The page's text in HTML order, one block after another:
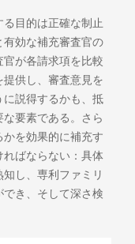
目的は正確な制止
効な補充審査官の
が各請求項を比較
供し、審査意見を
説得するかも、抵
要素である。さら
を効果的に補充す
ればならない：具体
し、専利ファミリ
き、そして深さ検